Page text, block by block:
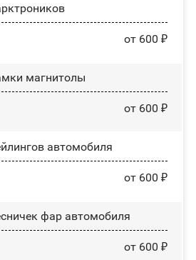
от 600 ₽
магнитолы
от 600 ₽
автомобиля
от 600 ₽
фар автомобиля
от 600 ₽